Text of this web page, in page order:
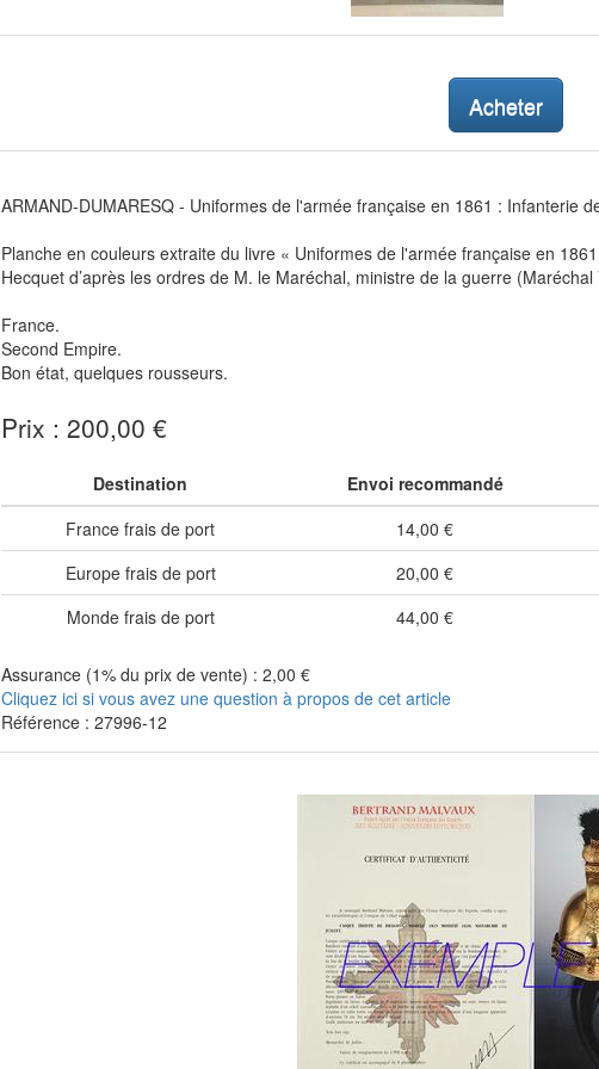
Acheter
ARMAND-DUMARESQ - Uniformes de l'armée française en 1861 : Infanterie
Planche en couleurs extraite du livre « Uniformes de l'armée française en
Hecquet d’après les ordres de M. le Maréchal, ministre de la guerre
France.
Second Empire.
Bon état, quelques rousseurs.
Prix : 200,00 €
Destination
Envoi recommandé
France frais de port
14,00 €
Europe frais de port
20,00 €
Monde frais de port
44,00 €
Assurance (1% du prix de vente) : 2,00 €
Cliquez ici si vous avez une question à propos de cet article
Référence : 27996-12